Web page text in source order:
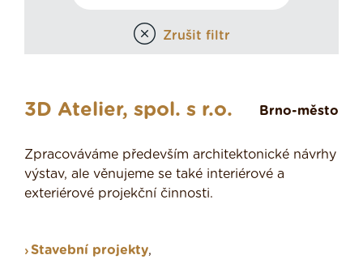
Zrušit filtr
3D Atelier, spol. s r.o. Brno-město
Zpracováváme především architektonické návrhy
výstav, ale věnujeme se také interiérové a
exteriérové projekční činnosti.
Stavební projekty,